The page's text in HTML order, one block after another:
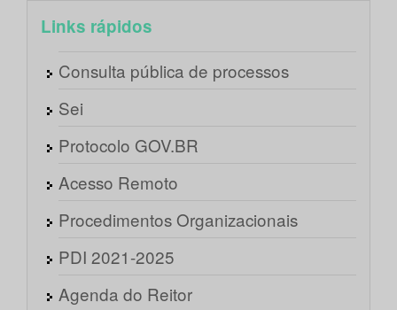
Links rápidos
Consulta pública de processos
Sei
Protocolo GOV.BR
Acesso Remoto
Procedimentos Organizacionais
PDI 2021-2025
Agenda do Reitor